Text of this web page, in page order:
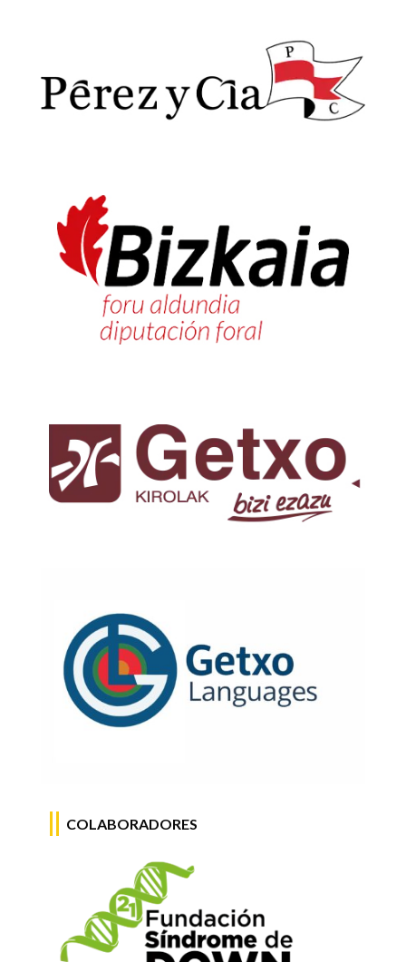
COLABORADORES